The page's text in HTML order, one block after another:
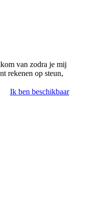
van zodra je mij
rekenen op steun,
Ik ben beschikbaar